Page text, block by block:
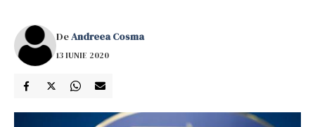
DeAndreea Cosma
13 IUNIE 2020